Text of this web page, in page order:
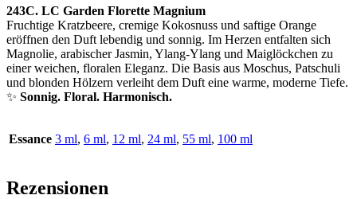
243C. LC Garden Florette Magnium
Fruchtige Kratzbeere, cremige Kokosnuss und saftige Orange
eröffnen den Duft lebendig und sonnig. Im Herzen entfalten sich
Magnolie, arabischer Jasmin, Ylang-Ylang und Maiglöckchen zu
einer weichen, floralen Eleganz. Die Basis aus Moschus, Patschuli
und blonden Hölzern verleiht dem Duft eine warme, moderne Tiefe.
✨ Sonnig. Floral. Harmonisch.
Essance 3 ml, 6 ml, 12 ml, 24 ml, 55 ml, 100 ml
Rezensionen